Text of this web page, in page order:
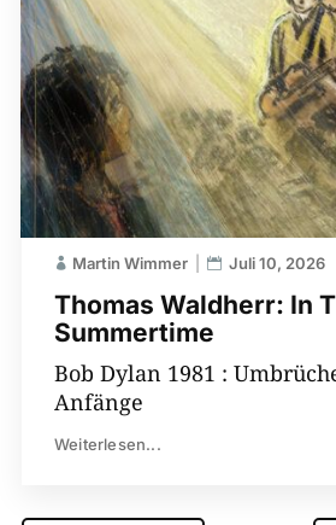
Thomas Waldherr: In
Summertime
Martin Wimmer Juli 10, 2026
Bob Dylan 1981 :
Anfänge
Weiterlesen...